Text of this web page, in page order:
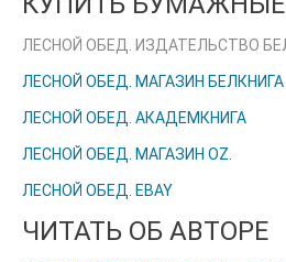
ЛЕСНОЙ ОБЕД. ИЗДАТЕЛЬСТВО
ЛЕСНОЙ ОБЕД. МАГАЗИН БЕЛКНИГА
ЛЕСНОЙ ОБЕД. АКАДЕМКНИГА
ЛЕСНОЙ ОБЕД. МАГАЗИН OZ.
ЛЕСНОЙ ОБЕД. EBAY
ЧИТАТЬ ОБ АВТОРЕ